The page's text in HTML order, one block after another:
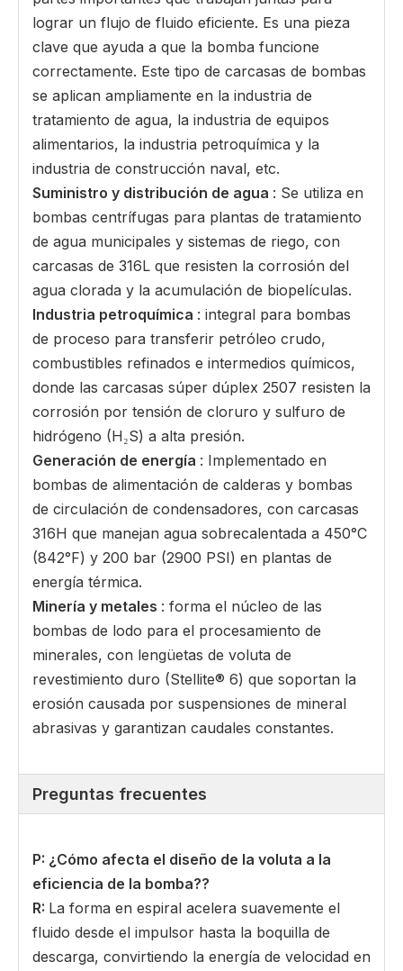
lograr un flujo de fluido eficiente. Es una pieza
clave que ayuda a que la bomba funcione
correctamente. Este tipo de carcasas de bombas
se aplican ampliamente en la industria de
tratamiento de agua, la industria de equipos
alimentarios, la industria petroquímica y la
industria de construcción naval, etc.
Suministro y distribución de agua : Se utiliza en
bombas centrífugas para plantas de tratamiento
de agua municipales y sistemas de riego, con
carcasas de 316L que resisten la corrosión del
agua clorada y la acumulación de biopelículas.
Industria petroquímica : integral para bombas
de proceso para transferir petróleo crudo,
combustibles refinados e intermedios químicos,
donde las carcasas súper dúplex 2507 resisten la
corrosión por tensión de cloruro y sulfuro de
hidrógeno (H₂S) a alta presión.
Generación de energía : Implementado en
bombas de alimentación de calderas y bombas
de circulación de condensadores, con carcasas
316H que manejan agua sobrecalentada a 450°C
(842°F) y 200 bar (2900 PSI) en plantas de
energía térmica.
Minería y metales : forma el núcleo de las
bombas de lodo para el procesamiento de
minerales, con lengüetas de voluta de
revestimiento duro (Stellite® 6) que soportan la
erosión causada por suspensiones de mineral
abrasivas y garantizan caudales constantes.
Preguntas frecuentes
P: ¿Cómo afecta el diseño de la voluta a la
eficiencia de la bomba??
R: La forma en espiral acelera suavemente el
fluido desde el impulsor hasta la boquilla de
descarga, convirtiendo la energía de velocidad en